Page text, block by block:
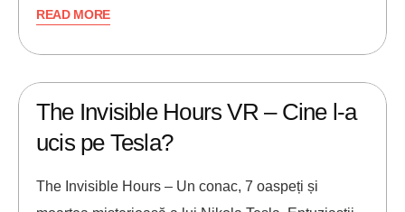
READ MORE
The Invisible Hours VR – Cine l-a
ucis pe Tesla?
The Invisible Hours – Un conac, 7 oaspeți și